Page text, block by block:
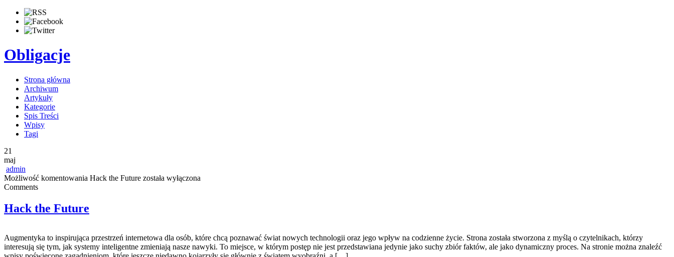
Obligacje
Strona główna
Archiwum
Artykuły
Kategorie
Spis Treści
Wpisy
Tagi
21
maj
admin
Możliwość komentowania Hack the Future została wyłączona
Comments
Hack the Future
Augmentyka to inspirująca przestrzeń internetowa dla osób, które chcą poznawać świat nowych technologii oraz jego wpływ na codzienne życie. Strona została stworzona z myślą o czytelnikach, którzy
interesują się tym, jak systemy inteligentne zmieniają nasze nawyki. To miejsce, w którym postęp nie jest przedstawiana jedynie jako suchy zbiór faktów, ale jako dynamiczny proces. Na stronie można znaleźć